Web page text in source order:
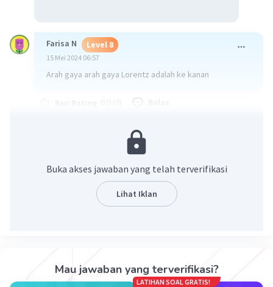
Farisa N Level 8
15 Mei 2024 06:57
Arah gaya arah gaya Lorentz adalah ke kanan
Balas
Iklan
Buka akses jawaban yang telah terverifikasi
Lihat Iklan
Mau jawaban yang terverifikasi?
LATIHAN SOAL GRATIS!